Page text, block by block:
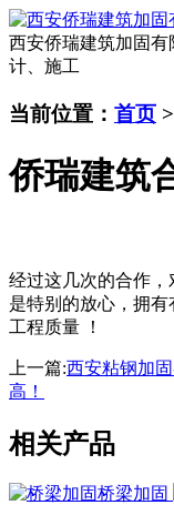
西安侨瑞建筑加固有
计、施工
当前位置： 首页 >
侨瑞建筑
经过这几次的合作
是特别的放心，拥有
工程质量 ！
上一篇:西安粘钢加固
高！
相关产品
桥梁加固